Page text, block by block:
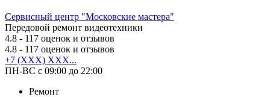
Сервисный центр "Московские мастера"
Передовой ремонт видеотехники
4.8 - 117 оценок и отзывов
4.8 - 117 оценок и отзывов
+7 (XXX) XXX...
ПН-ВС с 09:00 до 22:00
Ремонт